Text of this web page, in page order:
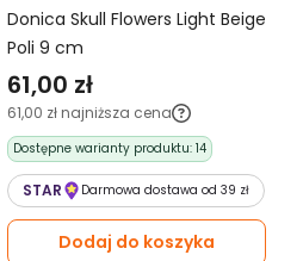
Donica Skull Flowers Light Beige
Poli 9 cm
61,00 zł
61,00 zł najniższa cena
Dostępne warianty produktu: 14
STAR Darmowa dostawa od 39 zł
Dodaj do koszyka